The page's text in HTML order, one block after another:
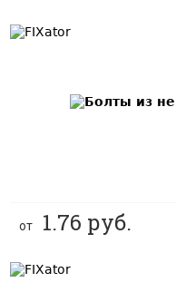
от 1.76 руб.